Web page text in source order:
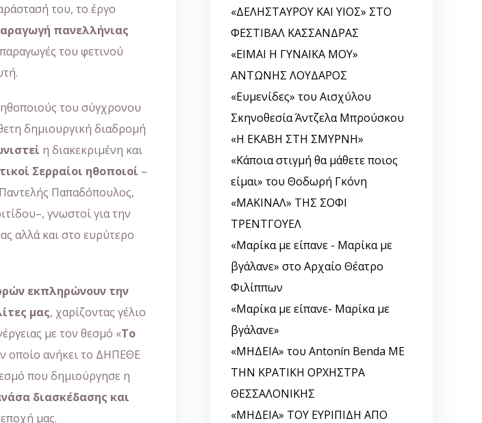
του, το έργο
πανελλήνιας
του φετινού
του σύγχρονου
δημιουργική διαδρομή
η διακεκριμένη και
Σερραίοι ηθοποιοί –
Παπαδόπουλος,
γνωστοί για την
αλλά και στο ευρύτερο
εκπληρώνουν την
μας, χαρίζοντας γέλιο
με τον θεσμό «Το
οποίο ανήκει το ΔΗΠΕΘΕ
που δημιούργησε η
διασκέδασης και
μας.
«ΔΕΛΗΣΤΑΥΡΟΥ ΚΑΙ ΥΙΟΣ» ΣΤΟ
ΦΕΣΤΙΒΑΛ ΚΑΣΣΑΝΔΡΑΣ
«ΕΙΜΑΙ Η ΓΥΝΑΙΚΑ ΜΟΥ»
ΑΝΤΩΝΗΣ ΛΟΥΔΑΡΟΣ
«Ευμενίδες» του Αισχύλου
Σκηνοθεσία Άντζελα Μπρούσκου
«Η ΕΚΑΒΗ ΣΤΗ ΣΜΥΡΝΗ»
«Κάποια στιγμή θα μάθετε ποιος
είμαι» του Θοδωρή Γκόνη
«ΜΑΚΙΝΑΛ» ΤΗΣ ΣΟΦΙ
ΤΡΕΝΤΓΟΥΕΛ
«Μαρίκα με είπανε - Μαρίκα με
βγάλανε» στο Αρχαίο Θέατρο
Φιλίππων
«Μαρίκα με είπανε- Μαρίκα με
βγάλανε»
«ΜΗΔΕΙΑ» του Antonín Benda ΜΕ
ΤΗΝ ΚΡΑΤΙΚΗ ΟΡΧΗΣΤΡΑ
ΘΕΣΣΑΛΟΝΙΚΗΣ
«ΜΗΔΕΙΑ» ΤΟΥ ΕΥΡΙΠΙΔΗ ΑΠΟ